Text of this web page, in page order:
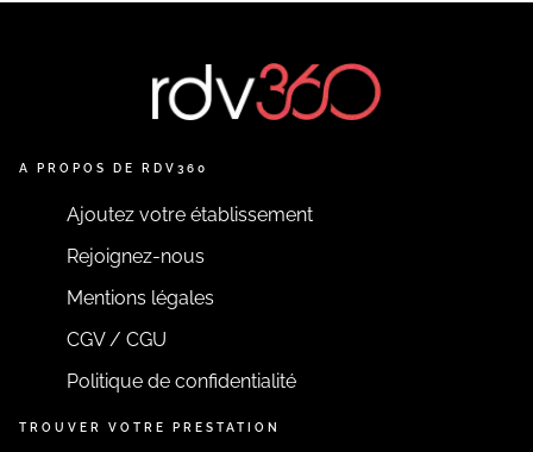
A PROPOS DE RDV360
Ajoutez votre établissement
Rejoignez-nous
Mentions légales
CGV / CGU
Politique de confidentialité
TROUVER VOTRE PRESTATION